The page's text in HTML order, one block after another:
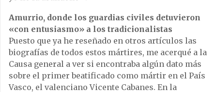
Amurrio, donde los guardias civiles detuvieron
«con entusiasmo» a los tradicionalistas
Puesto que ya he reseñado en otros artículos las
biografías de todos estos mártires, me acerqué a la
Causa general a ver si encontraba algún dato más
sobre el primer beatificado como mártir en el País
Vasco, el valenciano Vicente Cabanes. En la